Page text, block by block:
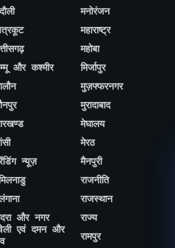
और कश्मीर
न्यूज़
और नगर
एवं दमन और
मनोरंजन
महाराष्ट्र
महोबा
मिर्जापुर
मुज़फ्फरनगर
मुरादाबाद
मेघालय
मेरठ
मैनपुरी
राजनीति
राजस्थान
राज्य
रामपुर